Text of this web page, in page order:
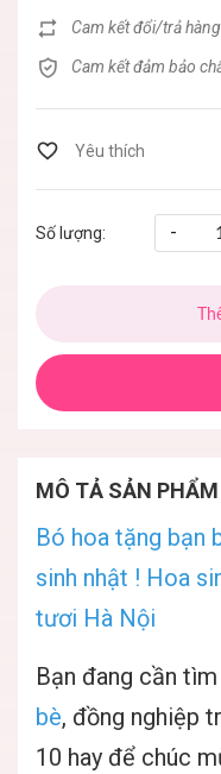
Cam kết đổi/trả
Cam kết đảm bảo
Số lượng: -
MÔ TẢ SẢN PHẨM
Bó hoa tặng bạn
sinh nhật ! Hoa
tươi Hà Nội
Bạn đang cần
bè, đồng nghiệp
10 hay để chúc